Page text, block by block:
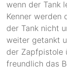
wenn der Tank
Kenner werden
der Tank nicht
weiter getankt
der Zapfpistole
freundlich das